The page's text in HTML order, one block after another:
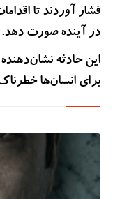
فشار آوردند تا
در آینده صورت دهد.
این حادثه
برای انسان‌ها